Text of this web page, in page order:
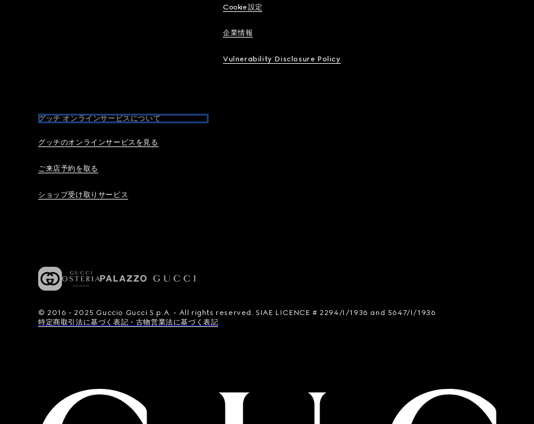
Cookie 設定
企業情報
Vulnerability Disclosure Policy
グッチ オンラインサービスについて
グッチのオンラインサービスを見る
ご来店予約を取る
ショップ受け取りサービス
© 2016 - 2025 Guccio Gucci S.p.A. - All rights reserved. SIAE LICENCE # 2294/I/1936 and 5647/I/1936
特定商取引法に基づく表記・古物営業法に基づく表記